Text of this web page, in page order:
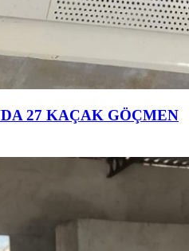
27 KAÇAK GÖÇMEN